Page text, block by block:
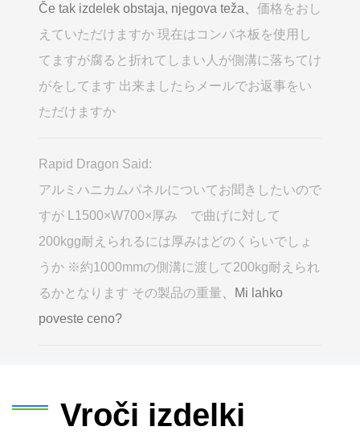
Če tak izdelek obstaja, njegova teža、 価格をおし
えていただけますか 現在はコンパネ板を使用し
てますが腐ると折れてしまい人が側溝に落ちてけ
がをしてます 出来ましたらメールでお返事をい
ただけますか
Rapid Dragon Said:
アルミハニカムパネルについてお聞きしたいので
すが L1500×W700×厚み で曲げに対して
200kgg耐えられるには厚みはどのくらいでしょ
うか ※約1000mmの側溝に渡して200kg耐えられ
るかとなります その製品の重量 、Mi lahko
poveste ceno?
Vroči izdelki